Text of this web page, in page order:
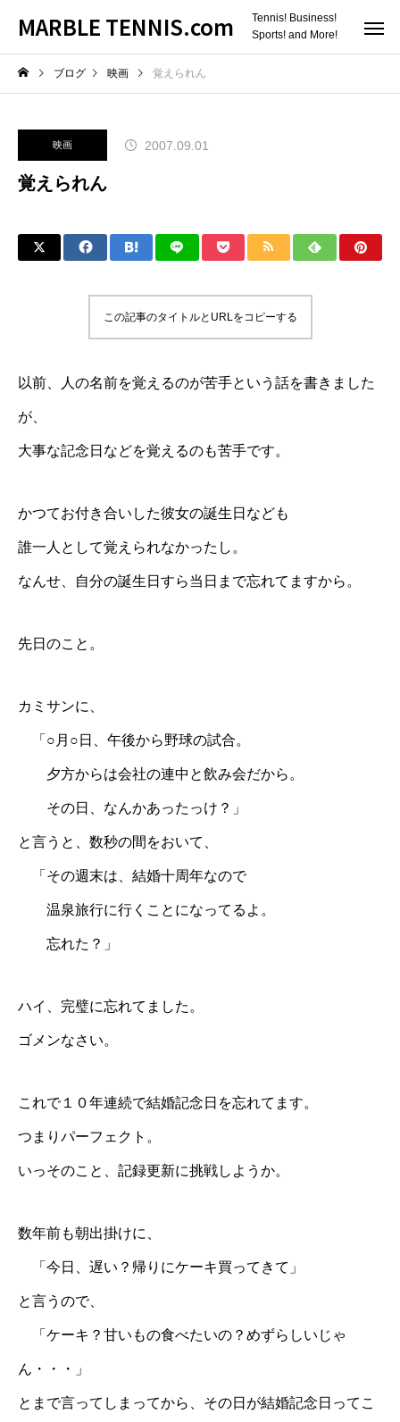
MARBLE TENNIS.com
Tennis! Business!
Sports! and More!
ブログ 映画 覚えられん
映画 2007.09.01
覚えられん
この記事のタイトルとURLをコピーする
以前、 人の名前を覚えるのが苦手という話を書きました
が、
大事な記念日などを覚えるのも苦手です。
かつてお付き合いした彼女の誕生日なども
誰一人として覚えられなかったし。
なんせ、自分の誕生日すら当日まで忘れてますから。
先日のこと。
カミサンに、
「○月○日、午後から野球の試合。
夕方からは会社の連中と飲み会だから。
その日、なんかあったっけ？」
と言うと、数秒の間をおいて、
「その週末は、結婚十周年なので
温泉旅行に行くことになってるよ。
忘れた？」
ハイ、完璧に忘れてました。
ゴメンなさい。
これで１０年連続で結婚記念日を忘れてます。
つまりパーフェクト。
いっそのこと、記録更新に挑戦しようか。
数年前も朝出掛けに、
「今日、遅い？帰りにケーキ買ってきて」
と言うので、
「ケーキ？甘いもの食べたいの？めずらしいじゃ
ん・・・」
とまで言ってしまってから、その日が結婚記念日ってこ